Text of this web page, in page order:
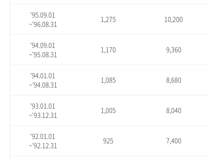
'95.09.01
~'96.08.31
1,275 10,200
'94.09.01
~'95.08.31
1,170 9,360
'94.01.01
~'94.08.31
1,085 8,680
'93.01.01
~'93.12.31
1,005 8,040
'92.01.01
~'92.12.31
925 7,400